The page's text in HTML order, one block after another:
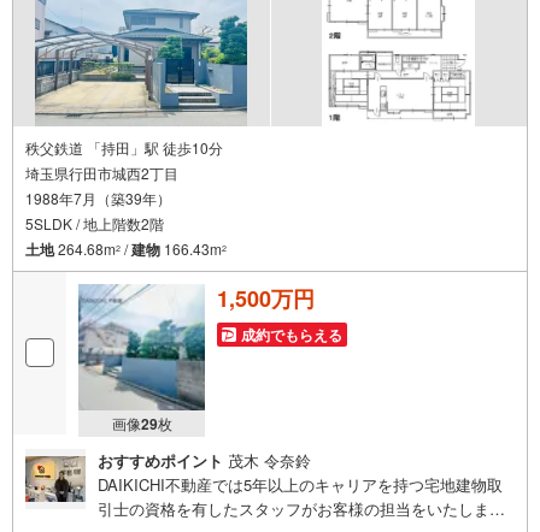
秩父鉄道 「持田」駅 徒歩10分
埼玉県行田市城西2丁目
1988年7月（築39年）
5SLDK / 地上階数2階
土地264.68m2 /建物 166.43m2
画像29枚
1,500万円
成約でもらえる
おすすめポイント 茂木 令奈鈴
DAIKICHI不動産では5年以上のキャリアを持つ宅地建物取
引士の資格を有したスタッフがお客様の担当をいたしま